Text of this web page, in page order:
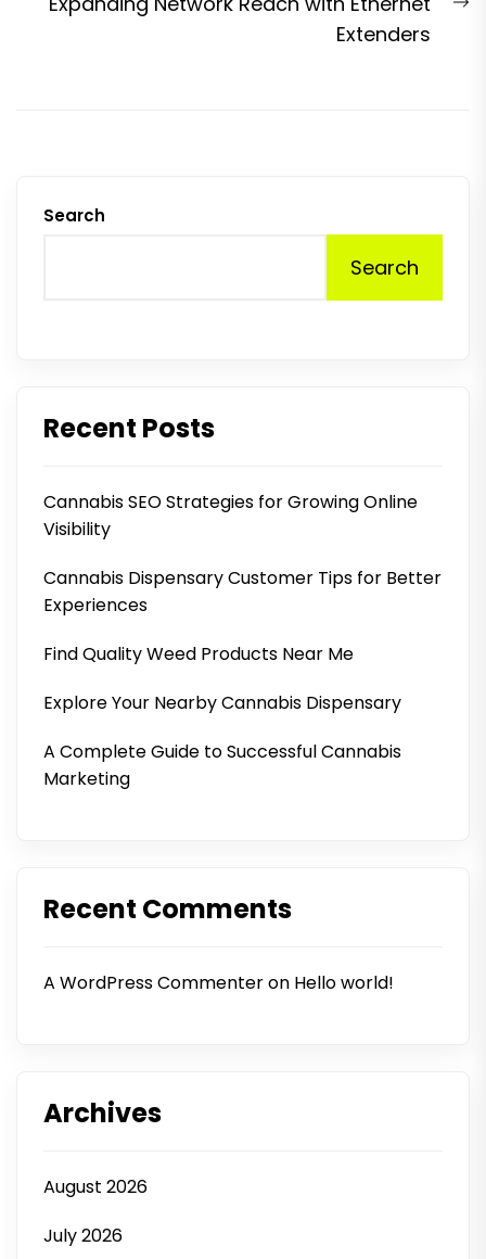
Extenders
Search
Search
Recent Posts
Cannabis SEO Strategies for Growing Online
Visibility
Cannabis Dispensary Customer Tips for Better
Experiences
Find Quality Weed Products Near Me
Explore Your Nearby Cannabis Dispensary
A Complete Guide to Successful Cannabis
Marketing
Recent Comments
A WordPress Commenteron Hello world!
Archives
August 2026
July 2026